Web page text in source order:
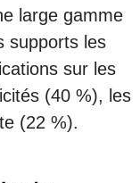
large gamme
supports les
sur les
(40 %), les
(22 %).